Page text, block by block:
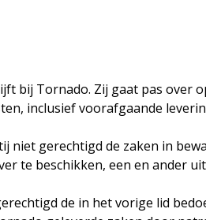
bij Tornado. Zij gaat pas over
inclusief voorafgaande
gerechtigd de zaken in
te beschikken, een en ander
de in het vorige lid